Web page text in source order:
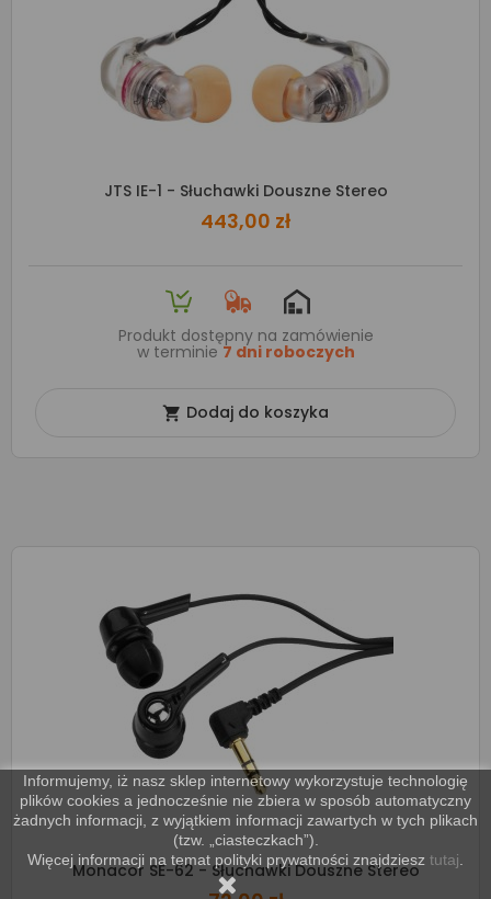
Informujemy, iż nasz sklep internetowy wykorzystuje technologię
plików cookies a jednocześnie nie zbiera w sposób automatyczny
żadnych informacji, z wyjątkiem informacji zawartych w tych plikach
(tzw. „ciasteczkach”).
Więcej informacji na temat polityki prywatności znajdziesz tutaj
JTS IE-1 - Słuchawki Douszne Stereo
443,00 zł
Produkt dostępny na zamówienie
w terminie 7 dni roboczych
 Dodaj do koszyka
Monacor SE-62 - Słuchawki Douszne Stereo